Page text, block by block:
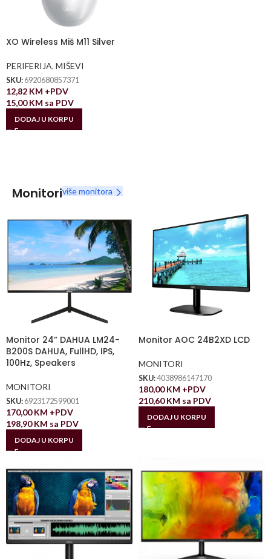
XO Wireless Miš M11 Silver
PERIFERIJA, MIŠEVI
SKU: 6920680857371
12,82 KM +PDV
15,00KM sa PDV
DODAJ U KORPU
Monitoriviše monitora
Monitor 24” DAHUA LM24-
B200S DAHUA, FullHD, IPS,
100Hz, Speakers
MONITORI
SKU: 6923172599001
170,00KM +PDV
198,90KM sa PDV
DODAJ U KORPU
Monitor AOC 24B2XD LCD
MONITORI
SKU:4038986147170
180,00KM +PDV
210,60KM sa PDV
DODAJ U KORPU